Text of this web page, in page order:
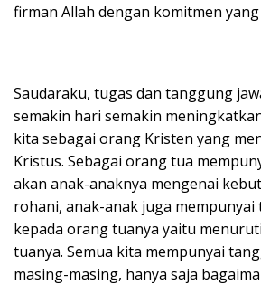
firman Allah dengan komitmen
Saudaraku, tugas dan tanggung
semakin hari semakin
kita sebagai orang Kristen yang
Kristus. Sebagai orang tua
akan anak-anaknya mengenai
rohani, anak-anak juga
kepada orang tuanya yaitu
tuanya. Semua kita mempunyai
masing-masing, hanya saja